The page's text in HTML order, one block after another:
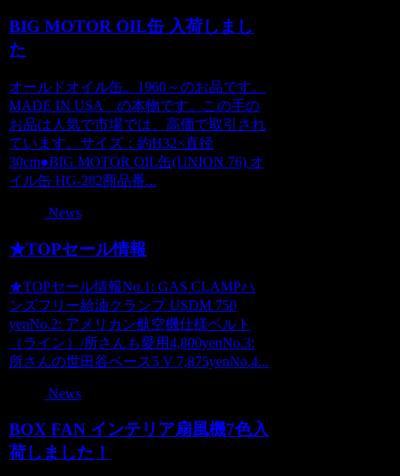
BIG MOTOR OIL缶 入荷しまし
た
オールドオイル缶。1960～のお品です。
MADE IN USA の本物です。この手の
お品は人気で市場では、高価で取引され
ています。サイズ：約H32×直径
30cm●BIG MOTOR OIL缶(UNION 76) オ
イル缶 HG-282商品番...
News
★TOPセール情報
★TOPセール情報No.1: GAS CLAMPハ
ンズフリー給油クランプ USDM 750
yenNo.2: アメリカン航空機仕様ベルト
（ライン）/所さんも愛用4,800yenNo.3:
所さんの世田谷ベース5 V 7,875yenNo.4...
News
BOX FAN インテリア扇風機7色入
荷しました！